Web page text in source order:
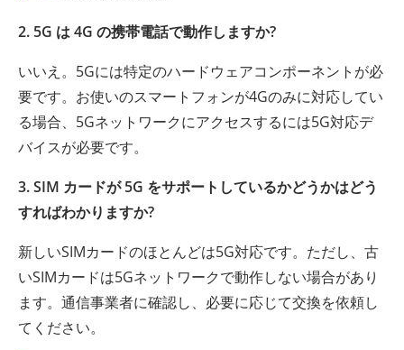
2. 5G は 4G の携帯電話で動作しますか?
いいえ。5Gには特定のハードウェアコンポーネントが必
要です。お使いのスマートフォンが4Gのみに対応してい
る場合、5Gネットワ​​ークにアクセスするには5G対応デ
バイスが必要です。
3. SIM カードが 5G をサポートしているかどうかはどう
すればわかりますか?
新しいSIMカードのほとんどは5G対応です。ただし、古
いSIMカードは5Gネットワ​​ークで動作しない場合があり
ます。通信事業者に確認し、必要に応じて交換を依頼し
てください。